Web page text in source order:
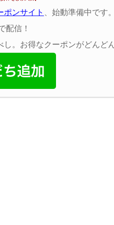
ポンサイト
、始動準備中です。
配信！
。お得なクーポンがどんど